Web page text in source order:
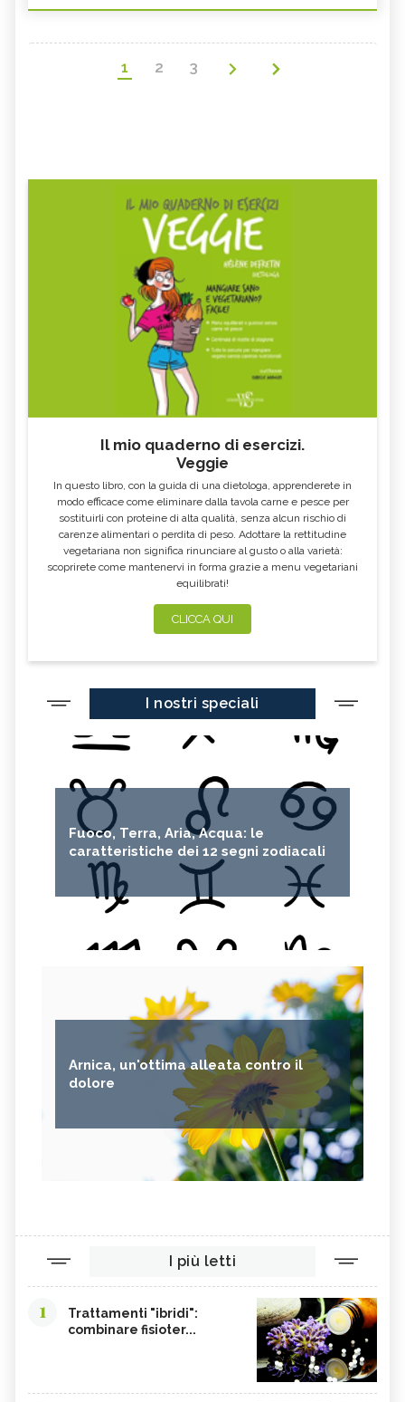
1 2 3
Il mio quaderno di esercizi.
Veggie
In questo libro, con la guida di una dietologa, apprenderete in
modo efficace come eliminare dalla tavola carne e pesce per
sostituirli con proteine di alta qualità, senza alcun rischio di
carenze alimentari o perdita di peso. Adottare la rettitudine
vegetariana non significa rinunciare al gusto o alla varietà:
scoprirete come mantenervi in forma grazie a menu vegetariani
equilibrati!
CLICCA QUI
I nostri speciali
Fuoco, Terra, Aria, Acqua: le
caratteristiche dei 12 segni zodiacali
Arnica, un'ottima alleata contro il
dolore
I più letti
1
Trattamenti "ibridi":
combinare fisioter...